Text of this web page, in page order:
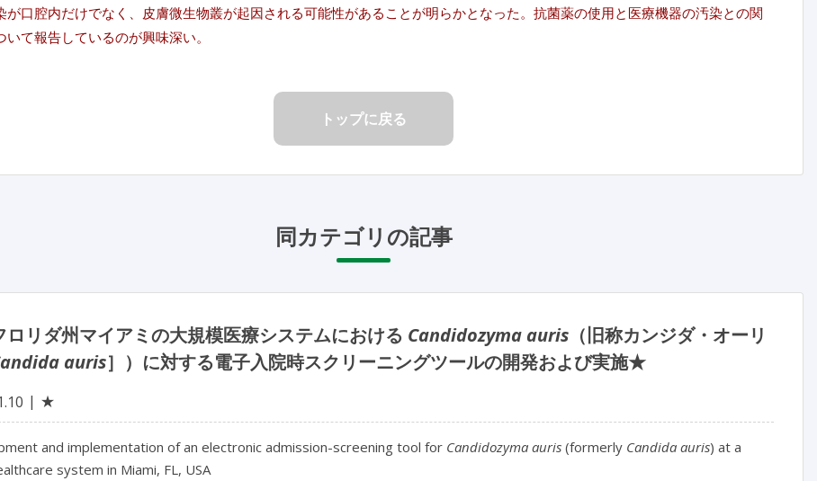
が口腔内だけでなく、皮膚微生物叢が起因される可能性があることが明らかとなった。抗菌薬の使用と医療機器の汚染との関
いて報告しているのが興味深い。
トップに戻る
同カテゴリの記事
ロリダ州マイアミの大規模医療システムにおける Candidozyma auris （旧称カンジダ・オーリ
auris］）に対する電子入院時スクリーニングツールの開発および実施★
★
and implementation of an electronic admission-screening tool for Candidozyma auris (formerly Candida auris) at a
system in Miami, FL, USA